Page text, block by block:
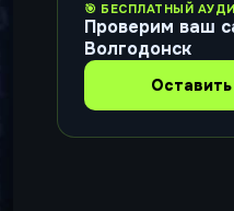
🎯 БЕСПЛАТНЫЙ
Проверим ваш
Волгодонск
Оставить